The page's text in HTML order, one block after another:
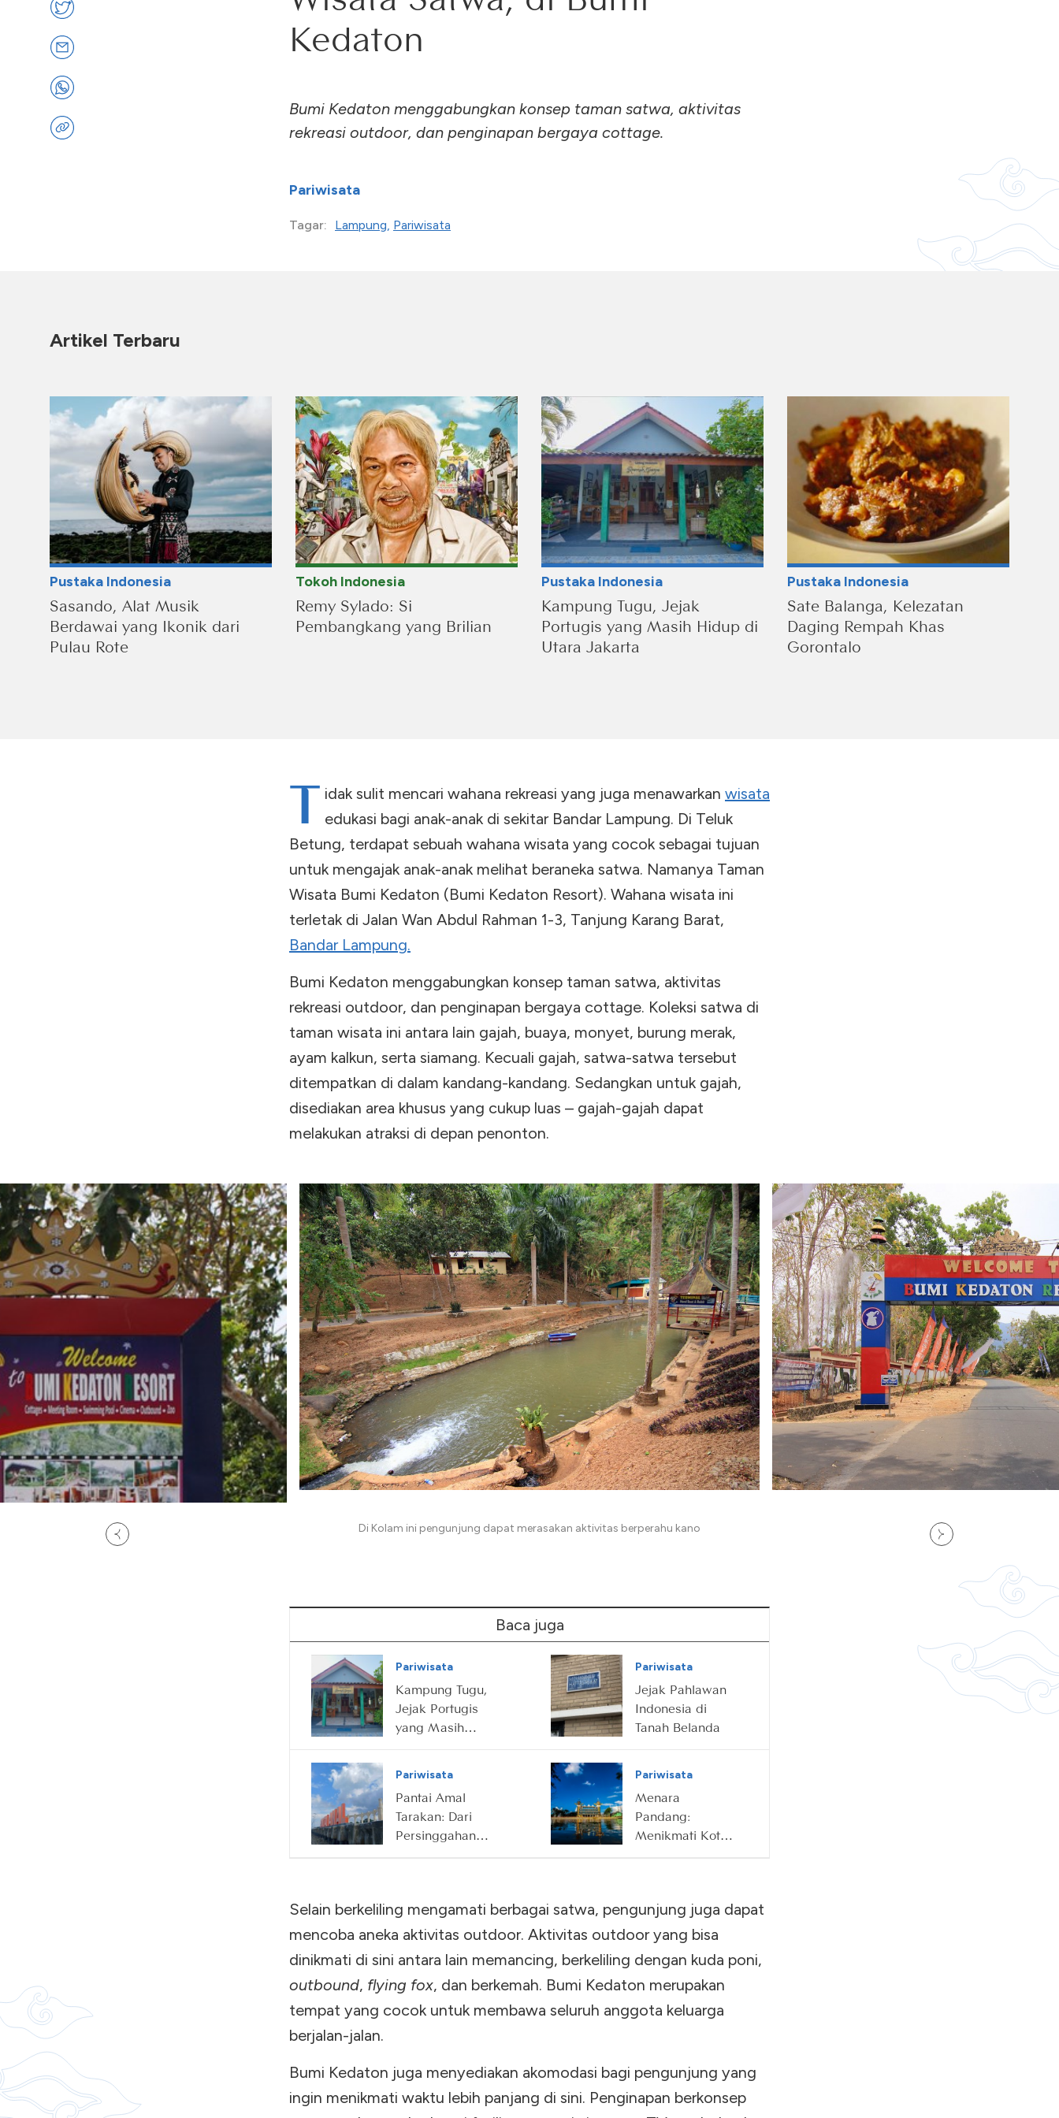
Kedaton
Bumi Kedaton menggabungkan konsep taman satwa, aktivitas
rekreasi outdoor, dan penginapan bergaya cottage.
Pariwisata
Tagar: Lampung Pariwisata
Artikel Terbaru
Pustaka Indonesia
Sasando, Alat Musik
Berdawai yang Ikonik dari
Pulau Rote
Tokoh Indonesia
Remy Sylado: Si
Pembangkang yang Brilian
Pustaka Indonesia
Kampung Tugu, Jejak
Portugis yang Masih Hidup di
Utara Jakarta
Pustaka Indonesia
Sate Balanga, Kelezatan
Daging Rempah Khas
Gorontalo
T idak sulit mencari wahana rekreasi yang juga menawarkan wisata
edukasi bagi anak-anak di sekitar Bandar Lampung. Di Teluk
Betung, terdapat sebuah wahana wisata yang cocok sebagai tujuan
untuk mengajak anak-anak melihat beraneka satwa. Namanya Taman
Wisata Bumi Kedaton (Bumi Kedaton Resort). Wahana wisata ini
terletak di Jalan Wan Abdul Rahman 1-3, Tanjung Karang Barat,
Bandar Lampung.
Bumi Kedaton menggabungkan konsep taman satwa, aktivitas
rekreasi outdoor, dan penginapan bergaya cottage. Koleksi satwa di
taman wisata ini antara lain gajah, buaya, monyet, burung merak,
ayam kalkun, serta siamang. Kecuali gajah, satwa-satwa tersebut
ditempatkan di dalam kandang-kandang. Sedangkan untuk gajah,
disediakan area khusus yang cukup luas – gajah-gajah dapat
melakukan atraksi di depan penonton.
Di Kolam ini pengunjung dapat merasakan aktivitas berperahu kano
Baca juga
Pariwisata
Kampung Tugu,
Jejak Portugis
yang Masih
Pariwisata
Jejak Pahlawan
Indonesia di
Tanah Belanda
Pariwisata
Pantai Amal
Tarakan: Dari
Persinggahan
Pariwisata
Menara
Pandang:
Menikmati Kota
Selain berkeliling mengamati berbagai satwa, pengunjung juga dapat
mencoba aneka aktivitas outdoor. Aktivitas outdoor yang bisa
dinikmati di sini antara lain memancing, berkeliling dengan kuda poni,
outbound, flying fox, dan berkemah. Bumi Kedaton merupakan
tempat yang cocok untuk membawa seluruh anggota keluarga
berjalan-jalan.
Bumi Kedaton juga menyediakan akomodasi bagi pengunjung yang
ingin menikmati waktu lebih panjang di sini. Penginapan berkonsep